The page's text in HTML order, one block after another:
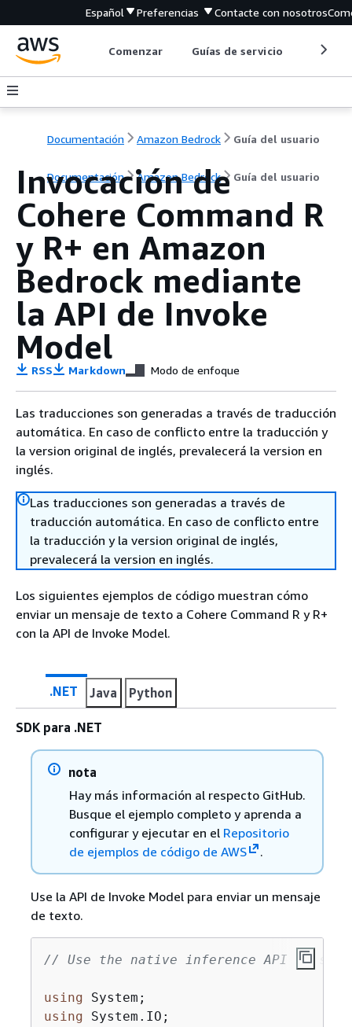
Español Preferencias Contacte con nosotros
Comenzar Guías de servicio
Documentación Amazon Bedrock Guía del usuario
Documentación Amazon Bedrock Guía del usuario
Invocación de
Cohere Command R
y R+ en Amazon
Bedrock mediante
la API de Invoke
Model
RSS Markdown Modo de enfoque
Las traducciones son generadas a través de traducción
automática. En caso de conflicto entre la traducción y
la version original de inglés, prevalecerá la version en
inglés.
Las traducciones son generadas a través de
traducción automática. En caso de conflicto entre
la traducción y la version original de inglés,
prevalecerá la version en inglés.
Los siguientes ejemplos de código muestran cómo
enviar un mensaje de texto a Cohere Command R y R+
con la API de Invoke Model.
.NET Java Python
SDK para .NET
nota
Hay más información al respecto GitHub.
Busque el ejemplo completo y aprenda a
configurar y ejecutar en el Repositorio
de ejemplos de código de AWS
.
Use la API de Invoke Model para enviar un mensaje
de texto.
// Use the native inference API to send
using
using